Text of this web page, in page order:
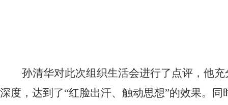
孙清华对此次组织生活会进行了点评，他
深度，达到了“红脸出汗、触动思想”的效果。